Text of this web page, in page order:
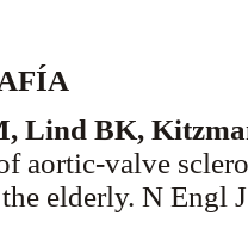
Lind BK,
aortic-valve
elderly. N Engl